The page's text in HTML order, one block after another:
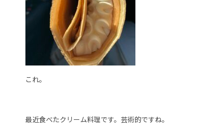
これ。
最近食べたクリーム料理です。芸術的ですね。